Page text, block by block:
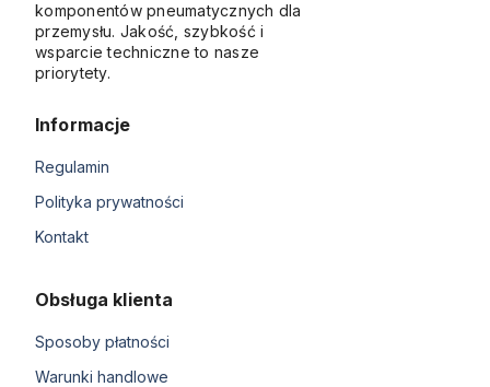
komponentów pneumatycznych dla
przemysłu. Jakość, szybkość i
wsparcie techniczne to nasze
priorytety.
Informacje
Regulamin
Polityka prywatności
Kontakt
Obsługa klienta
Sposoby płatności
Warunki handlowe